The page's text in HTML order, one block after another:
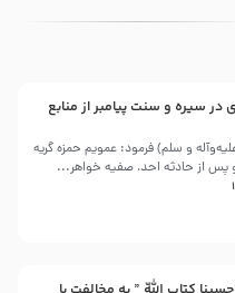
در سیره و سنت پیامبر از منابع
و سلم) فرمود: عمویم حمزه گریه
و پس از حادثه احد، صفیه خواهر...